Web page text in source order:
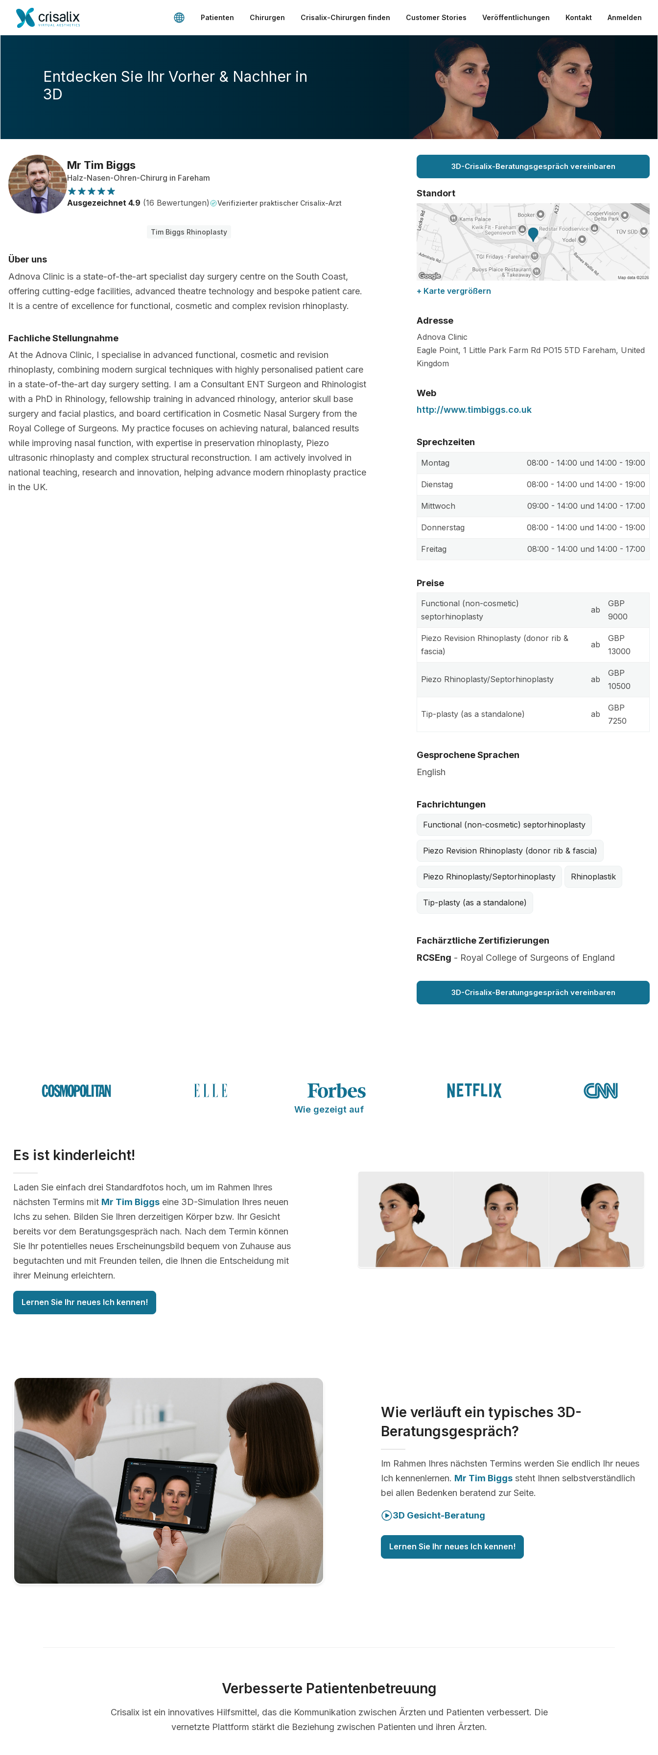
Patienten Chirurgen Crisalix-Chirurgen finden Customer Stories Veröffentlichungen Kontakt Anmelden
Entdecken Sie Ihr Vorher & Nachher in
3D
Mr Tim Biggs
Halz-Nasen-Ohren-Chirurg in Fareham
Ausgezeichnet 4.9 (16 Bewertungen) Verifizierter praktischer Crisalix-Arzt
Tim Biggs Rhinoplasty
Über uns
Adnova Clinic is a state-of-the-art specialist day surgery centre on the South Coast,
offering cutting-edge facilities, advanced theatre technology and bespoke patient care.
It is a centre of excellence for functional, cosmetic and complex revision rhinoplasty.
Fachliche Stellungnahme
At the Adnova Clinic, I specialise in advanced functional, cosmetic and revision
rhinoplasty, combining modern surgical techniques with highly personalised patient care
in a state-of-the-art day surgery setting. I am a Consultant ENT Surgeon and Rhinologist
with a PhD in Rhinology, fellowship training in advanced rhinology, anterior skull base
surgery and facial plastics, and board certification in Cosmetic Nasal Surgery from the
Royal College of Surgeons. My practice focuses on achieving natural, balanced results
while improving nasal function, with expertise in preservation rhinoplasty, Piezo
ultrasonic rhinoplasty and complex structural reconstruction. I am actively involved in
national teaching, research and innovation, helping advance modern rhinoplasty practice
in the UK.
3D-Crisalix-Beratungsgespräch vereinbaren
Standort
+ Karte vergrößern
Adresse
Adnova Clinic
Eagle Point, 1 Little Park Farm Rd PO15 5TD Fareham, United
Kingdom
Web
http://www.timbiggs.co.uk
Sprechzeiten
Montag 08:00 - 14:00 und 14:00 - 19:00
Dienstag 08:00 - 14:00 und 14:00 - 19:00
Mittwoch 09:00 - 14:00 und 14:00 - 17:00
Donnerstag 08:00 - 14:00 und 14:00 - 19:00
Freitag 08:00 - 14:00 und 14:00 - 17:00
Preise
Functional (non-cosmetic)
septorhinoplasty
ab
GBP
9000
Piezo Revision Rhinoplasty (donor rib &
fascia)
ab
GBP
13000
Piezo Rhinoplasty/Septorhinoplasty ab
GBP
10500
Tip-plasty (as a standalone) ab
GBP
7250
Gesprochene Sprachen
English
Fachrichtungen
Functional (non-cosmetic) septorhinoplasty
Piezo Revision Rhinoplasty (donor rib & fascia)
Piezo Rhinoplasty/Septorhinoplasty Rhinoplastik
Tip-plasty (as a standalone)
Fachärztliche Zertifizierungen
RCSEng - Royal College of Surgeons of England
3D-Crisalix-Beratungsgespräch vereinbaren
Wie gezeigt auf
Es ist kinderleicht!
Laden Sie einfach drei Standardfotos hoch, um im Rahmen Ihres
nächsten Termins mit Mr Tim Biggs eine 3D-Simulation Ihres neuen
Ichs zu sehen. Bilden Sie Ihren derzeitigen Körper bzw. Ihr Gesicht
bereits vor dem Beratungsgespräch nach. Nach dem Termin können
Sie Ihr potentielles neues Erscheinungsbild bequem von Zuhause aus
begutachten und mit Freunden teilen, die Ihnen die Entscheidung mit
ihrer Meinung erleichtern.
Lernen Sie Ihr neues Ich kennen!
Wie verläuft ein typisches 3D-
Beratungsgespräch?
Im Rahmen Ihres nächsten Termins werden Sie endlich Ihr neues
Ich kennenlernen. Mr Tim Biggs steht Ihnen selbstverständlich
bei allen Bedenken beratend zur Seite.
3D Gesicht-Beratung
Lernen Sie Ihr neues Ich kennen!
Verbesserte Patientenbetreuung
Crisalix ist ein innovatives Hilfsmittel, das die Kommunikation zwischen Ärzten und Patienten verbessert. Die
vernetzte Plattform stärkt die Beziehung zwischen Patienten und ihren Ärzten.